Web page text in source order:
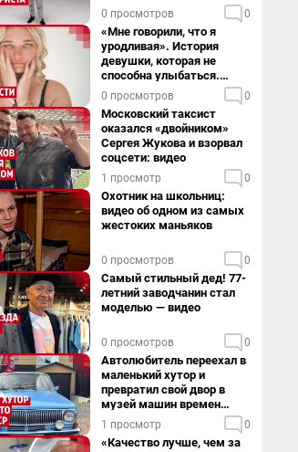
0 просмотров 0
«Мне говорили, что я
уродливая». История
девушки, которая не
способна улыбаться.
Видео
0 просмотров 0
Московский таксист
оказался «двойником»
Сергея Жукова и взорвал
соцсети: видео
1 просмотр 0
Охотник на школьниц:
видео об одном из самых
жестоких маньяков
0 просмотров 0
Самый стильный дед! 77-
летний заводчанин стал
моделью — видео
0 просмотров 0
Автолюбитель переехал в
маленький хутор и
превратил свой двор в
музей машин времен
СССР. Видео
1 просмотр 0
«Качество лучше, чем за